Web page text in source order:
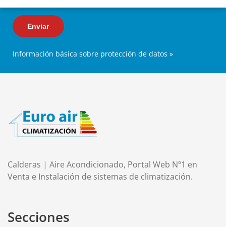
Información básica sobre protección de datos »
Calderas | Aire Acondicionado, Portal Web Nº1 en
Venta e Instalación de sistemas de climatización.
Secciones